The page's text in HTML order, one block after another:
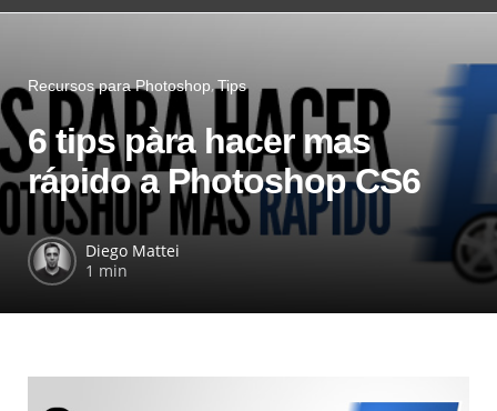
Recursos para Photoshop Tips
6 tips pàra hacer mas
rápido a Photoshop CS6
Diego Mattei
1 min